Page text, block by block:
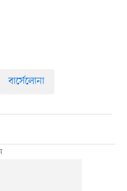
বার্সেলোনা